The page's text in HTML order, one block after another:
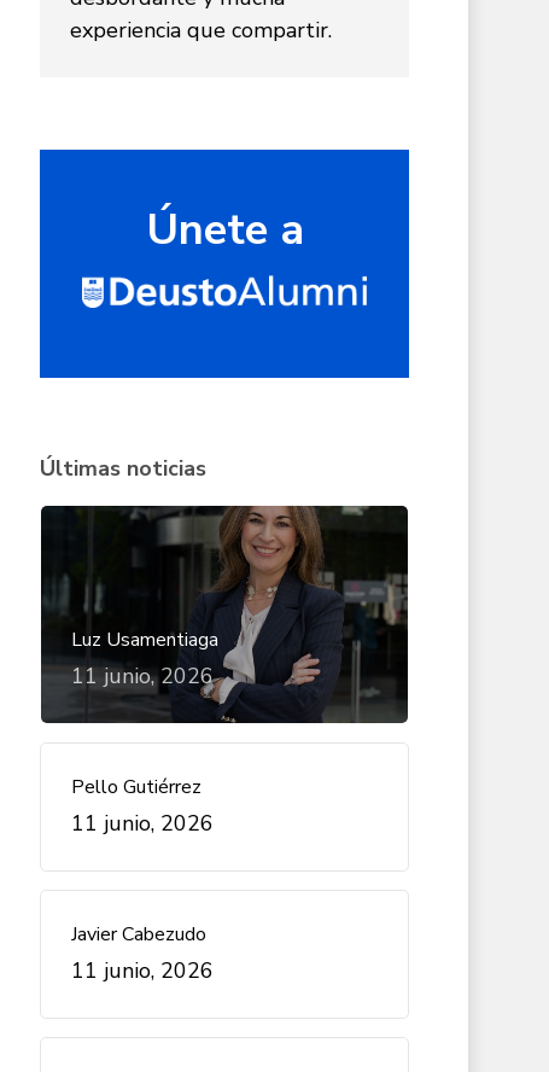
experiencia que compartir.
Únete a
Últimas noticias
Luz Usamentiaga
11 junio, 2026
Pello Gutiérrez
11 junio, 2026
Javier Cabezudo
11 junio, 2026